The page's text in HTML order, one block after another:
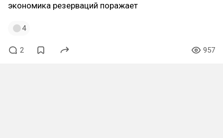
экономика резерваций поражает
4
2 957